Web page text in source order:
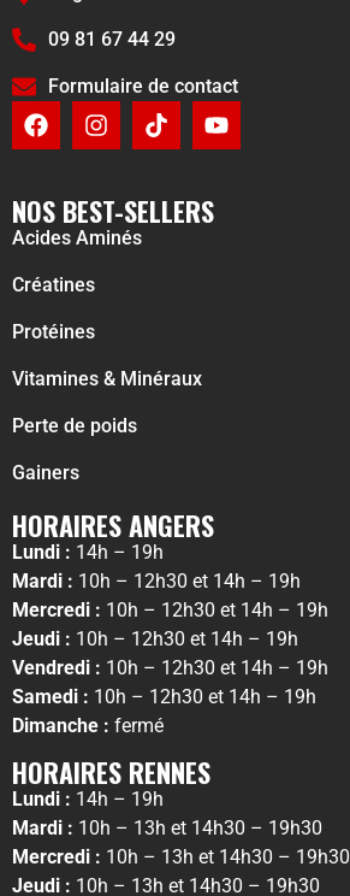
09 81 67 44 29
Formulaire de contact
NOS BEST-SELLERS
Acides Aminés
Créatines
Protéines
Vitamines & Minéraux
Perte de poids
Gainers
HORAIRES ANGERS
Lundi : 14h – 19h
Mardi : 10h – 12h30 et 14h – 19h
Mercredi : 10h – 12h30 et 14h – 19h
Jeudi : 10h – 12h30 et 14h – 19h
Vendredi : 10h – 12h30 et 14h – 19h
Samedi : 10h – 12h30 et 14h – 19h
Dimanche : fermé
HORAIRES RENNES
Lundi : 14h – 19h
Mardi : 10h – 13h et 14h30 – 19h30
Mercredi : 10h – 13h et 14h30 – 19h30
Jeudi : 10h – 13h et 14h30 – 19h30